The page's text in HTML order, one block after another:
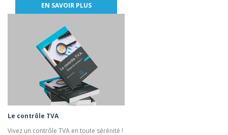
EN SAVOIR PLUS
Le contrôle TVA
Vivez un contrôle TVA en toute sérénité !